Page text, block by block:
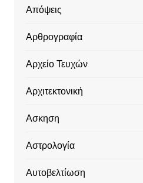
Απόψεις
Αρθρογραφία
Αρχείο Τευχών
Αρχιτεκτονική
Ασκηση
Αστρολογία
Αυτοβελτίωση